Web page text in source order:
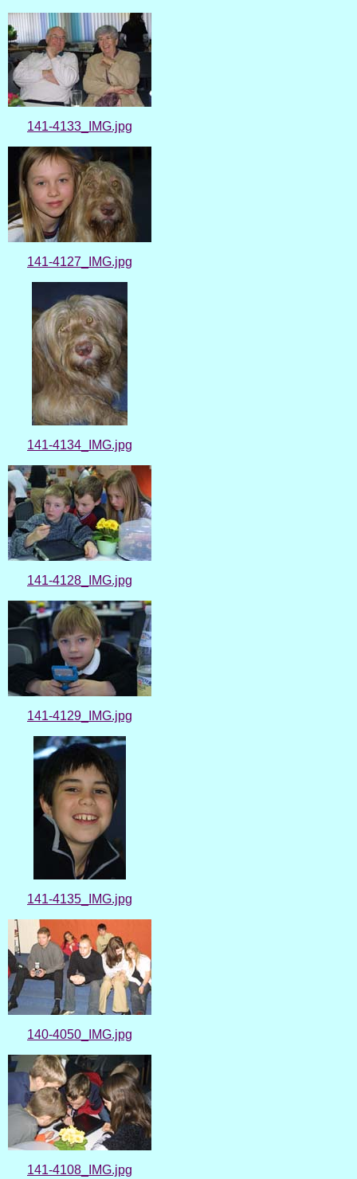
141-4133_IMG.jpg
141-4127_IMG.jpg
141-4134_IMG.jpg
141-4128_IMG.jpg
141-4129_IMG.jpg
141-4135_IMG.jpg
140-4050_IMG.jpg
141-4108_IMG.jpg